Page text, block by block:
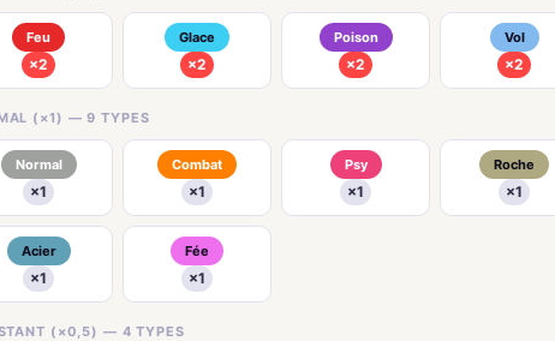
Feu
×2
Glace
×2
Poison
×2
Vol
×2
(×1) — 9 TYPES
Normal
×1
Combat
×1
Psy
×1
Roche
×1
Acier
×1
Fée
×1
(×0,5) — 4 TYPES